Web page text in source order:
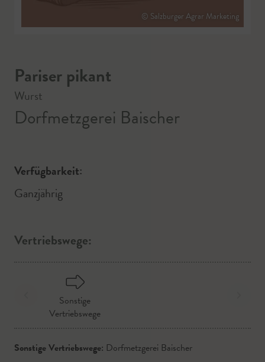
© Salzburger Agrar Marketing
Pariser pikant
Wurst
Dorfmetzgerei Baischer
Verfügbarkeit:
Ganzjährig
Vertriebswege:
Sonstige
Vertriebswege
Sonstige Vertriebswege: Dorfmetzgerei Baischer